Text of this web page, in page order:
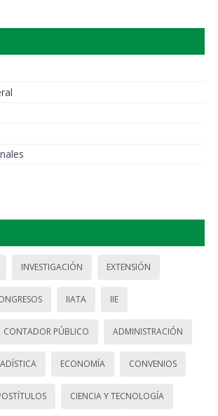
INVESTIGACIÓN EXTENSIÓN
IIATA IIE
CONTADOR PÚBLICO ADMINISTRACIÓN
ECONOMÍA CONVENIOS
CIENCIA Y TECNOLOGÍA